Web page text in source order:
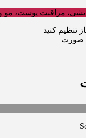
مراقبت پوست، مو
تنظیم کنید
صورت